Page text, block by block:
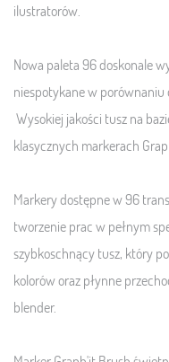
ilustratorów.
Nowa paleta 96 doskonale
niespotykane w porównaniu
Wysokiej jakości tusz na
klasycznych markerach
Markery dostępne w 96
tworzenie prac w pełnym
szybkoschnący tusz, który
kolorów oraz płynne
blender.